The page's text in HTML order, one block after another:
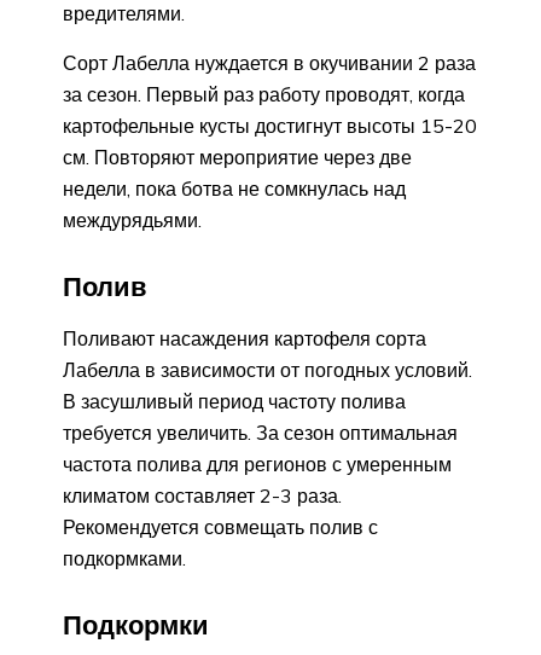
вредителями.
Сорт Лабелла нуждается в окучивании 2 раза
за сезон. Первый раз работу проводят, когда
картофельные кусты достигнут высоты 15-20
см. Повторяют мероприятие через две
недели, пока ботва не сомкнулась над
междурядьями.
Полив
Поливают насаждения картофеля сорта
Лабелла в зависимости от погодных условий.
В засушливый период частоту полива
требуется увеличить. За сезон оптимальная
частота полива для регионов с умеренным
климатом составляет 2-3 раза.
Рекомендуется совмещать полив с
подкормками.
Подкормки